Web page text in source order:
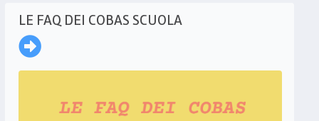
LE FAQ DEI COBAS SCUOLA